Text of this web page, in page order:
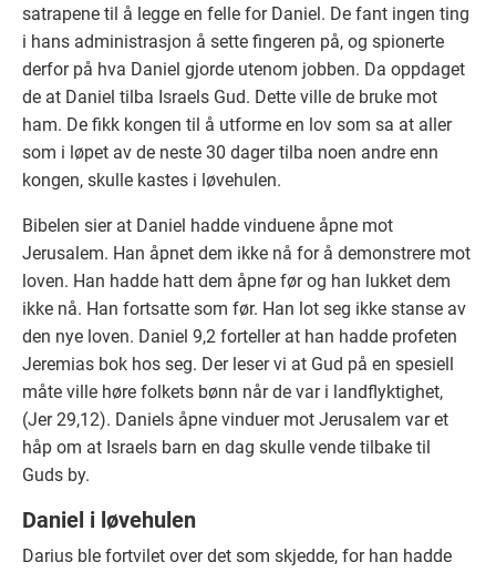
satrapene til å legge en felle for Daniel. De fant ingen ting
i hans administrasjon å sette fingeren på, og spionerte
derfor på hva Daniel gjorde utenom jobben. Da oppdaget
de at Daniel tilba Israels Gud. Dette ville de bruke mot
ham. De fikk kongen til å utforme en lov som sa at aller
som i løpet av de neste 30 dager tilba noen andre enn
kongen, skulle kastes i løvehulen.
Bibelen sier at Daniel hadde vinduene åpne mot
Jerusalem. Han åpnet dem ikke nå for å demonstrere mot
loven. Han hadde hatt dem åpne før og han lukket dem
ikke nå. Han fortsatte som før. Han lot seg ikke stanse av
den nye loven. Daniel 9,2 forteller at han hadde profeten
Jeremias bok hos seg. Der leser vi at Gud på en spesiell
måte ville høre folkets bønn når de var i landflyktighet,
(Jer 29,12). Daniels åpne vinduer mot Jerusalem var et
håp om at Israels barn en dag skulle vende tilbake til
Guds by.
Daniel i løvehulen
Darius ble fortvilet over det som skjedde, for han hadde